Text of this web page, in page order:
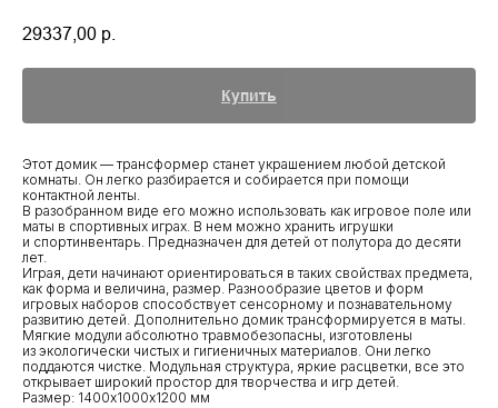
29337,00 р.
Купить
Этот домик — трансформер станет украшением любой детской
комнаты. Он легко разбирается и собирается при помощи
контактной ленты.
В разобранном виде его можно использовать как игровое поле или
маты в спортивных играх. В нем можно хранить игрушки
и спортинвентарь. Предназначен для детей от полутора до десяти
лет.
Играя, дети начинают ориентироваться в таких свойствах предмета,
как форма и величина, размер. Разнообразие цветов и форм
игровых наборов способствует сенсорному и познавательному
развитию детей. Дополнительно домик трансформируется в маты.
Мягкие модули абсолютно травмобезопасны, изготовлены
из экологически чистых и гигиеничных материалов. Они легко
поддаются чистке. Модульная структура, яркие расцветки, все это
открывает широкий простор для творчества и игр детей.
Размер: 1400х1000х1200 мм